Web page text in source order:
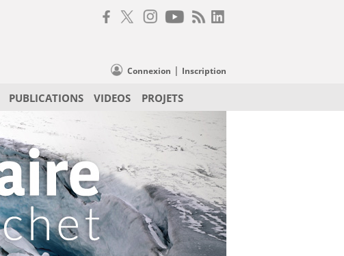
Connexion | Inscription
PUBLICATIONS VIDEOS PROJETS